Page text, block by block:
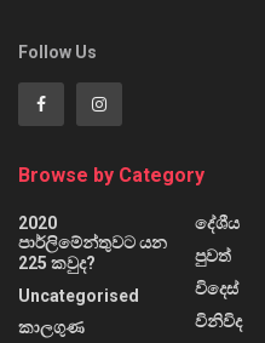
Follow Us
Browse by Category
2020
පාර්ලිමේන්තුවට යන
225 කවුද?
Uncategorised
කාලගුණ
දේශීය
පුවත්
විදෙස්
විනිවිද